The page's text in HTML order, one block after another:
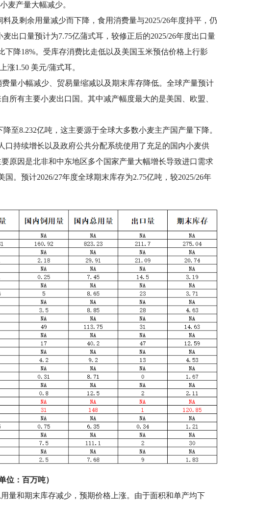
麦产量大幅减少。
及剩余用量减少而下降，食用消费量与2025/26年度持平，仍
出口量预计为7.75亿蒲式耳，较修正后的2025/26年度出口量
下降18%。受库存消费比走低以及美国玉米预估价格上行影
涨1.50 美元/蒲式耳。
量小幅减少、贸易量缩减以及期末库存降低。全球产量预计
所有主要小麦出口国。其中减产幅度最大的是美国、欧盟、
至8.232亿吨，这主要源于全球大多数小麦主产国产量下降。
持续增长以及政府公共分配系统使用了充足的国内小麦供
原因是北非和中东地区多个国家产量大幅增长导致进口需求
。预计2026/27年度全球期末库存为2.75亿吨，较2025/26年
位：百万吨）
量和期末库存减少，预期价格上涨。由于面积和单产均下